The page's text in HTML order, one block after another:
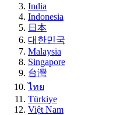
India
Indonesia
日本
대한민국
Malaysia
Singapore
台灣
ไทย
Türkiye
Việt Nam